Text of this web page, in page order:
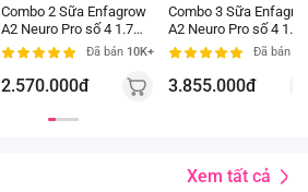
Combo 2 Sữa Enfagrow
A2 Neuro Pro số 4 1.7
kg (3 - 6 tuổi)
Đã bán 10K+
2.570.000đ
Combo 3 Sữa
A2 Neuro Pro số 4 1.7
kg (3 - 6 tuổi)
Đã bán
3.855.000đ
Xem tất cả